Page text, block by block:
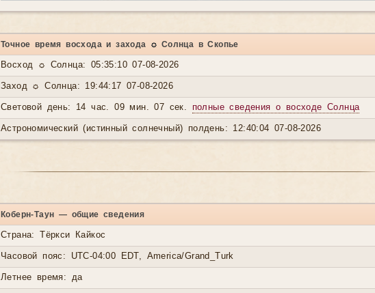
Точное время восхода и захода ☼ Солнца в Скопье
Восход ☼ Солнца: 05:35:10 07-08-2026
Заход ☼ Солнца: 19:44:17 07-08-2026
Световой день: 14 час. 09 мин. 07 сек. полные сведения о восходе Солнца
Астрономический (истинный солнечный) полдень: 12:40:04 07-08-2026
Коберн-Таун — общие сведения
Страна: Тёркси Кайкос
Часовой пояс: UTC-04:00 EDT, America/Grand_Turk
Летнее время: да